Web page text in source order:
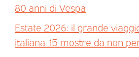
80 anni di Vespa
Estate 2026: il grande
italiana. 15 mostre da non